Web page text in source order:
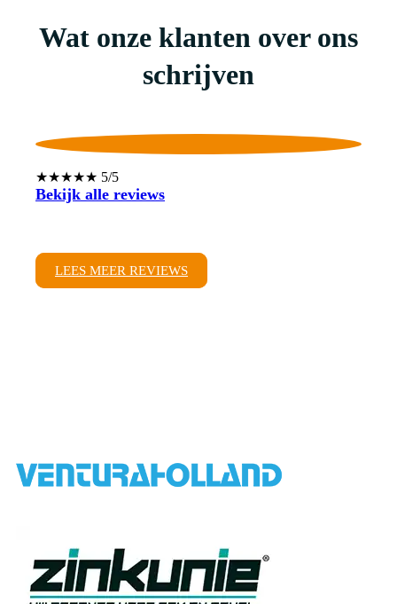
Wat onze klanten over ons
schrijven
★★★★★ 5/5
Bekijk alle reviews
LEES MEER REVIEWS